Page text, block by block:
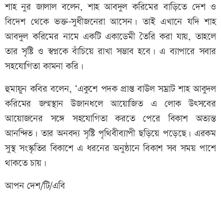
শাহ নুর জালাল বলেন, শাহ আবদুল করিমের বাড়িতে দেশ ও
বিদেশ থেকে ভক্ত-সুধীজনেরা আসেন। তাই এখানে যদি শাহ
আবদুল করিমের নামে একটি একাডেমী তৈরি করা যায়, তাহলে
তার সৃষ্টি ও স্বপ্নকে বাঁচিয়ে রাখা সম্ভাব হবে। এ ব্যাপারে সবার
সহযোগিতা কামনা করি।
হুমায়ুন কবির বলেন, ‘একুশে পদক প্রাপ্ত বাউল সম্রাট শাহ আবুদল
করিমের জন্মস্থান উজানধলে আয়োজিত এ লোক উৎসবের
আয়োজনের সঙ্গে সহযোগিতা করতে পেরে বিকাশ অত্যন্ত
আনন্দিত। তার অনবদ্য সৃষ্টি পৃথিবীব্যাপী ছড়িয়ে পড়েছে। এরকম
সুস্থ সংস্কৃতির বিকাশে এ ধরনের অনুষ্ঠানে বিকাশ সব সময় পাশে
থাকতে চায়।
আপন দেশ/টি/এবি